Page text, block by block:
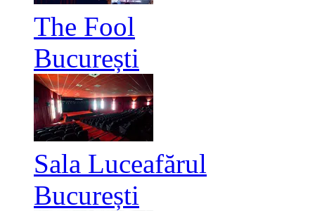
The Fool
București
Sala Luceafărul
București